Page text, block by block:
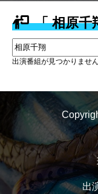
「 相原千
出演番組が見つかりません
出